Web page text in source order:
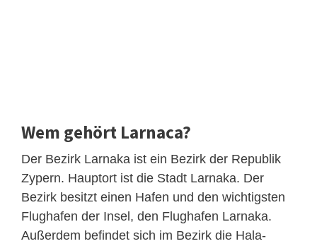
Wem gehört Larnaca?
Der Bezirk Larnaka ist ein Bezirk der Republik
Zypern. Hauptort ist die Stadt Larnaka. Der
Bezirk besitzt einen Hafen und den wichtigsten
Flughafen der Insel, den Flughafen Larnaka.
Außerdem befindet sich im Bezirk die Hala-